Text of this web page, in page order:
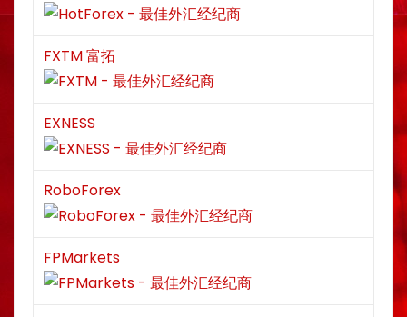
FXTM 富拓
EXNESS
RoboForex
FPMarkets